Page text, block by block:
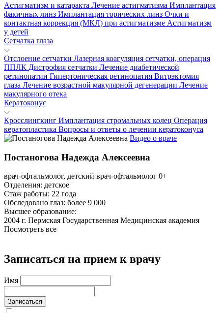
Астигматизм и катаракта Лечение астигматизма Имплантация
факичных линз Имплантация торических линз Очки и
контактная коррекция (МКЛ) при астигматизме Астигматизм
у детей
Сетчатка глаза
Отслоение сетчатки Лазерная коагуляция сетчатки, операция
ППЛК Дистрофия сетчатки Лечение диабетической
ретинопатии Гипертоническая ретинопатия Витрэктомия
глаза Лечение возрастной макулярной дегенерации Лечение
макулярного отека
Кератоконус
Кросслингкинг Имплантация стромальных колец Операция
кератопластика Вопросы и ответы о лечении кератоконуса
Видео о враче
Постаногова Надежда Алексеевна
врач-офтальмолог, детский врач-офтальмолог 0+
Отделения: детское
Стаж работы: 22 года
Обследовано глаз: более 9 000
Высшее образование:
2004 г. Пермская Государственная Медицинская академия
Посмотреть все
Записаться на прием к врачу
Имя
Записаться